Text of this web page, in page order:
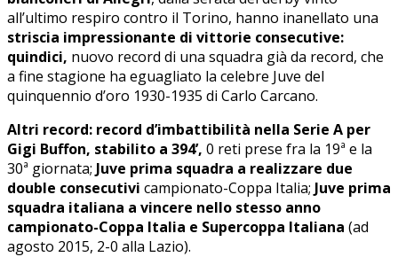
all’ultimo respiro contro il Torino, hanno inanellato una
striscia impressionante di vittorie consecutive:
quindici, nuovo record di una squadra già da record, che
a fine stagione ha eguagliato la celebre Juve del
quinquennio d’oro 1930-1935 di Carlo Carcano.
Altri record: record d’imbattibilità nella Serie A per
Gigi Buffon, stabilito a 394’, 0 reti prese fra la 19ª e la
30ª giornata; Juve prima squadra a realizzare due
double consecutivi campionato-Coppa Italia; Juve prima
squadra italiana a vincere nello stesso anno
campionato-Coppa Italia e Supercoppa Italiana (ad
agosto 2015, 2-0 alla Lazio).